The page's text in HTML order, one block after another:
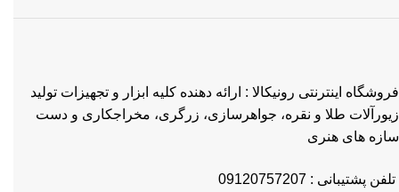
فروشگاه اینترنتی رونیکالا : ارائه دهنده کلیه ابزار و تجهیزات تولید
زیورآلات طلا و نقره، جواهرسازی، زرگری، مخراجکاری و دست
سازه های هنری
تلفن پشتیبانی : 09120757207